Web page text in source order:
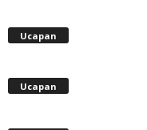
Ucapan
Ucapan